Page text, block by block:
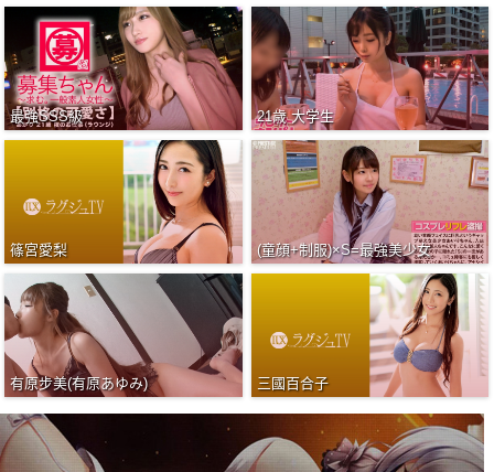
最強SSS級 21歳 大学生
篠宮愛梨 (童顔+制服)×S=最強美少女
有原步美(有原あゆみ) 三國百合子